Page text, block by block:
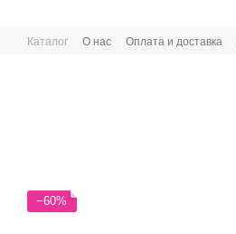
Каталог О нас Оплата и доставка
−60%